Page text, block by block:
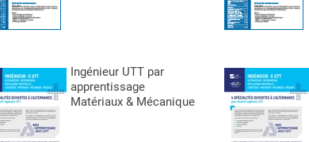
Ingénieur UTT par
apprentissage
Matériaux & Mécanique